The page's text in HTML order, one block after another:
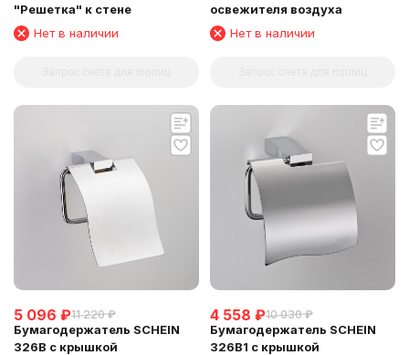
"Решетка" к стене
Нет в наличии
освежителя воздуха
Нет в наличии
5 096 ₽11 220 ₽
Бумагодержатель SCHEIN
326B с крышкой
4 558 ₽10 030 ₽
Бумагодержатель SCHEIN
326B1 с крышкой